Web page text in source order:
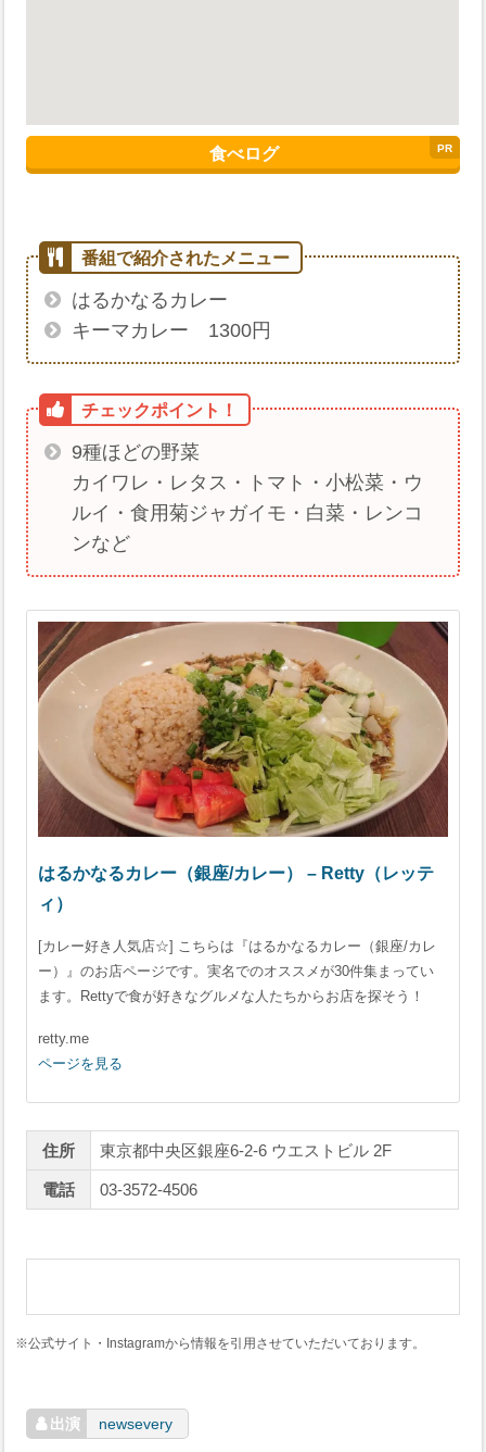
食べログ
はるかなるカレー
キーマカレー 1300円
9種ほどの野菜
カイワレ・レタス・トマト・小松菜・ウ
ルイ・食用菊ジャガイモ・白菜・レンコ
ンなど
はるかなるカレー（銀座/カレー） – Retty（レッテ
ィ）
[カレー好き人気店☆] こちらは『はるかなるカレー（銀座/カレ
ー）』のお店ページです。実名でのオススメが30件集まってい
ます。Rettyで食が好きなグルメな人たちからお店を探そう！
retty.me
ページを見る
住所 東京都中央区銀座6-2-6 ウエストビル 2F
電話 03-3572-4506
※公式サイト・Instagramから情報を引用させていただいております。
newsevery